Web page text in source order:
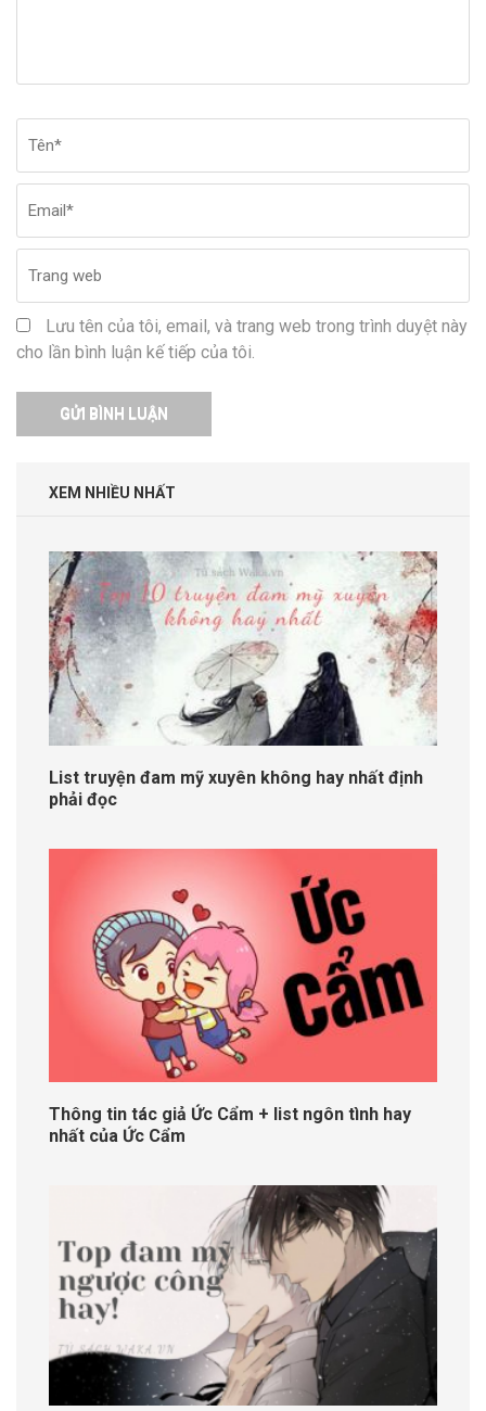
Lưu tên của tôi, email, và trang web trong trình duyệt này
cho lần bình luận kế tiếp của tôi.
XEM NHIỀU NHẤT
List truyện đam mỹ xuyên không hay nhất định
phải đọc
Thông tin tác giả Ức Cẩm + list ngôn tình hay
nhất của Ức Cẩm